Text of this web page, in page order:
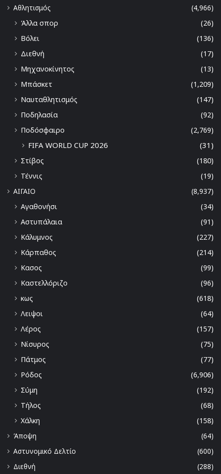
Αθλητισμός
(4,966)
Άλλα σπορ
(26)
Βόλει
(136)
Διεθνή
(17)
Μηχανοκίνητος
(13)
Μπάσκετ
(1,209)
Ναυταθλητισμός
(147)
Ποδηλασία
(92)
Ποδόσφαιρο
(2,769)
FIFA WORLD CUP 2026 (31)
Στίβος
(180)
Τέννις
(19)
ΑΙΓΑΙΟ
(8,937)
Αγαθονήσι
(34)
Αστυπάλαια
(91)
Κάλυμνος
(227)
Κάρπαθος
(214)
Κασος
(99)
Καστελλόριζο
(96)
κως
(618)
Λειψοι
(64)
Λέρος
(157)
Νίσυρος
(75)
Πάτμος
(77)
Ρόδος
(6,906)
Σύμη
(192)
Τήλος
(68)
Χάλκη
(158)
Άποψη
(64)
Αστυνομικό Δελτίο
(600)
Διεθνή
(288)